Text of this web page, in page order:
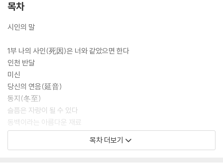
목차
시인의 말
1부 나의 사인(死因)은 너와 같았으면 한다
인천 반달
미신
당신의 연음(延音)
동지(冬至)
슬픔은 자랑이 될 수 있다
동백이라는 아름다운 재료
꾀병
목차 더보기